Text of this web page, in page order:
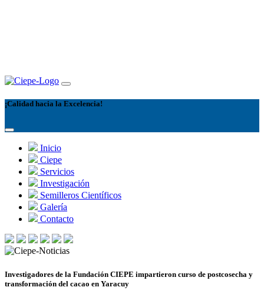
¡Calidad hacia la Excelencia!
Inicio
Ciepe
Servicios
Investigación
Semilleros Científicos
Galería
Contacto
Investigadores de la Fundación CIEPE impartieron curso de postcosecha y
transformación del cacao en Yaracuy